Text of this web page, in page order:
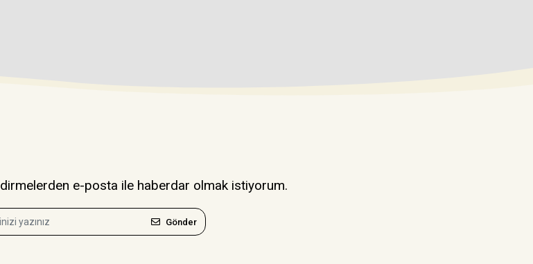
e-posta ile haberdar olmak istiyorum.
Gönder